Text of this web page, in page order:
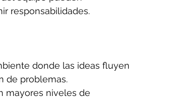
responsabilidades.
donde las ideas fluyen
de problemas.
mayores niveles de